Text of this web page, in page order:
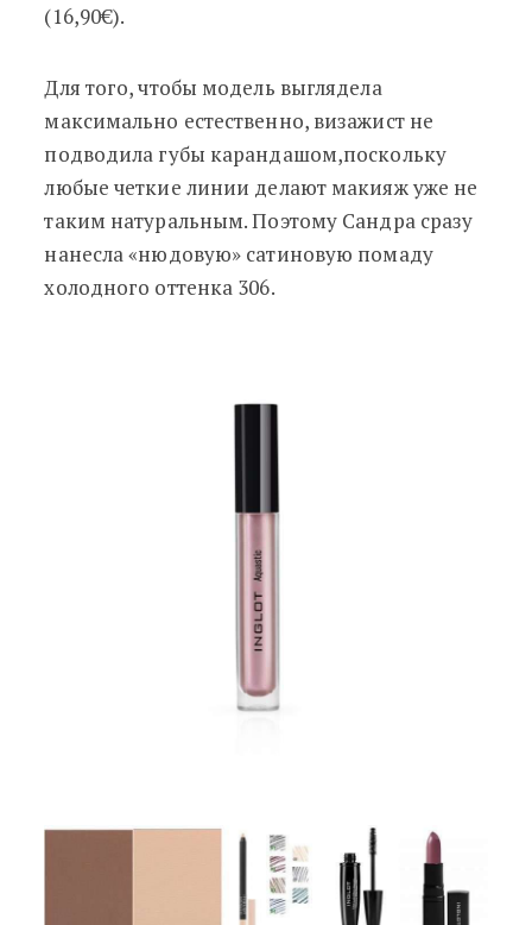
(16,90€).
Для того, чтобы модель выглядела
максимально естественно, визажист не
подводила губы карандашом,поскольку
любые четкие линии делают макияж уже не
таким натуральным. Поэтому Сандра сразу
нанесла «нюдовую» сатиновую помаду
холодного оттенка 306.